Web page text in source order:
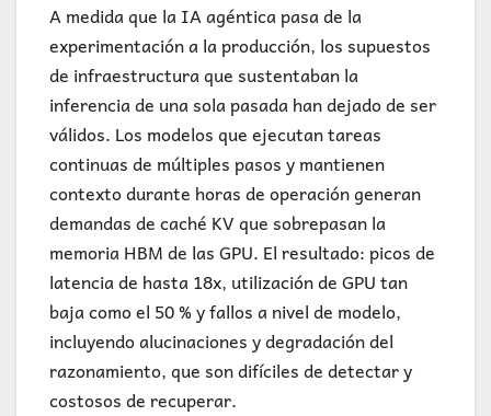
A medida que la IA agéntica pasa de la
experimentación a la producción, los supuestos
de infraestructura que sustentaban la
inferencia de una sola pasada han dejado de ser
válidos. Los modelos que ejecutan tareas
continuas de múltiples pasos y mantienen
contexto durante horas de operación generan
demandas de caché KV que sobrepasan la
memoria HBM de las GPU. El resultado: picos de
latencia de hasta 18x, utilización de GPU tan
baja como el 50 % y fallos a nivel de modelo,
incluyendo alucinaciones y degradación del
razonamiento, que son difíciles de detectar y
costosos de recuperar.